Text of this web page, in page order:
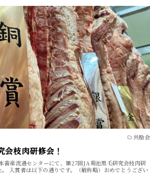
共励会
会枝肉研修会！
畜産流通センターにて、第27回JA菊池黒毛研究会枝肉研
入賞者は以下の通りです。（敬称略）おめでとうござい